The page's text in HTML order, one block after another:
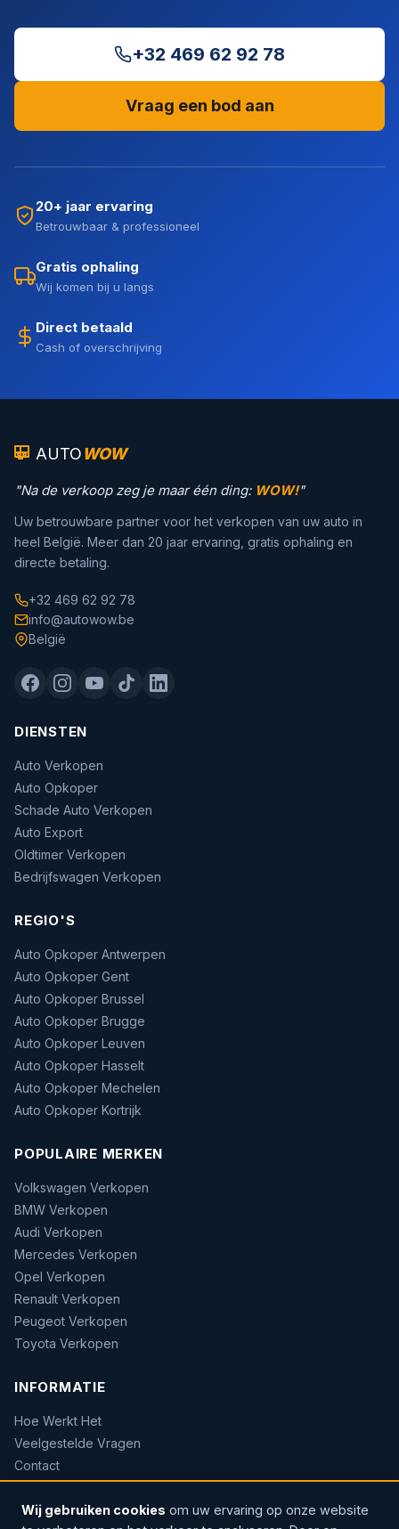
+32 469 62 92 78
Vraag een bod aan
20+ jaar ervaring
Betrouwbaar & professioneel
Gratis ophaling
Wij komen bij u langs
Direct betaald
Cash of overschrijving
AUTOWOW
"Na de verkoop zeg je maar één ding: WOW!"
Uw betrouwbare partner voor het verkopen van uw auto in
heel België. Meer dan 20 jaar ervaring, gratis ophaling en
directe betaling.
+32 469 62 92 78
info@autowow.be
België
DIENSTEN
Auto Verkopen
Auto Opkoper
Schade Auto Verkopen
Auto Export
Oldtimer Verkopen
Bedrijfswagen Verkopen
REGIO'S
Auto Opkoper Antwerpen
Auto Opkoper Gent
Auto Opkoper Brussel
Auto Opkoper Brugge
Auto Opkoper Leuven
Auto Opkoper Hasselt
Auto Opkoper Mechelen
Auto Opkoper Kortrijk
POPULAIRE MERKEN
Volkswagen Verkopen
BMW Verkopen
Audi Verkopen
Mercedes Verkopen
Opel Verkopen
Renault Verkopen
Peugeot Verkopen
Toyota Verkopen
INFORMATIE
Hoe Werkt Het
Veelgestelde Vragen
Contact
Wij gebruiken cookies om uw ervaring op onze website